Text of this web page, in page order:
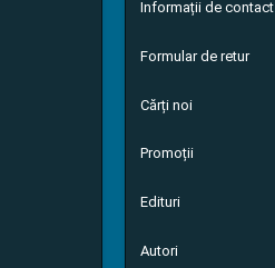
Informații de contact
Formular de retur
Cărți noi
Promoții
Edituri
Autori